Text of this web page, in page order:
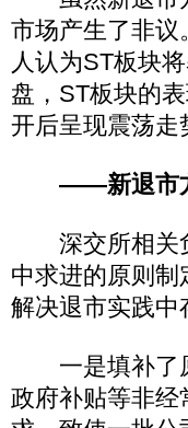
市场产生了非议
人认为ST板块
盘，ST板块的
开后呈现震荡走
——新退市
深交所相关负
中求进的原则
解决退市实践中
一是填补了原
政府补贴等非经